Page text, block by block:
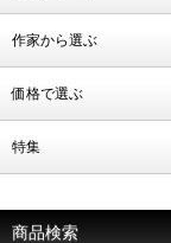
作家から選ぶ
価格で選ぶ
特集
商品検索